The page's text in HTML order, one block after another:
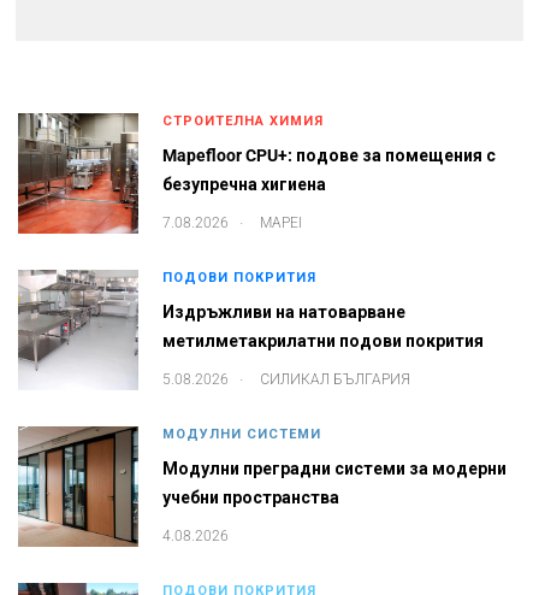
СТРОИТЕЛНА ХИМИЯ
Mapefloor CPU+: подове за помещения с
безупречна хигиена
7.08.2026 MAPEI
ПОДОВИ ПОКРИТИЯ
Издръжливи на натоварване
метилметакрилатни подови покрития
5.08.2026 СИЛИКАЛ БЪЛГАРИЯ
МОДУЛНИ СИСТЕМИ
Модулни преградни системи за модерни
учебни пространства
4.08.2026
ПОДОВИ ПОКРИТИЯ